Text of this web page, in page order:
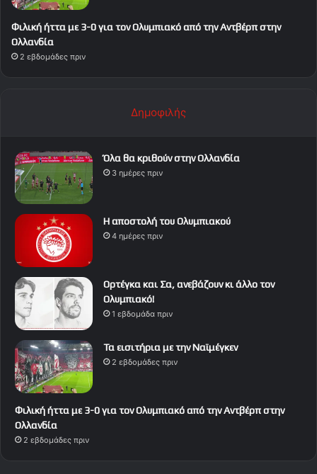
Φιλική ήττα με 3-0 για τον Ολυμπιακό από την Αντβέρπ στην
Ολλανδία
2 εβδομάδες πριν
Δημοφιλής
Όλα θα κριθούν στην Ολλανδία
3 ημέρες πριν
Η αποστολή του Ολυμπιακού
4 ημέρες πριν
Ορτέγκα και Σα, ανεβάζουν κι άλλο τον
Ολυμπιακό!
1 εβδομάδα πριν
Τα εισιτήρια με την Ναϊμέγκεν
2 εβδομάδες πριν
Φιλική ήττα με 3-0 για τον Ολυμπιακό από την Αντβέρπ στην
Ολλανδία
2 εβδομάδες πριν